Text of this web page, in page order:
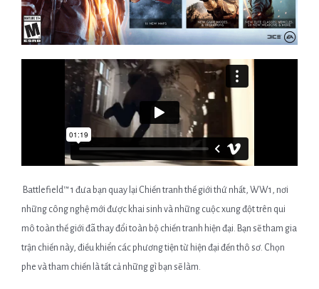
Battlefield™ 1 đưa bạn quay lại Chiến tranh thế giới thứ nhất, WW1, nơi
những công nghệ mới được khai sinh và những cuộc xung đột trên qui
mô toàn thế giới đã thay đổi toàn bộ chiến tranh hiện đại. Bạn sẽ tham gia
trận chiến này, điều khiển các phương tiện từ hiện đại đến thô sơ. Chọn
phe và tham chiến là tất cả những gì bạn sẽ làm.